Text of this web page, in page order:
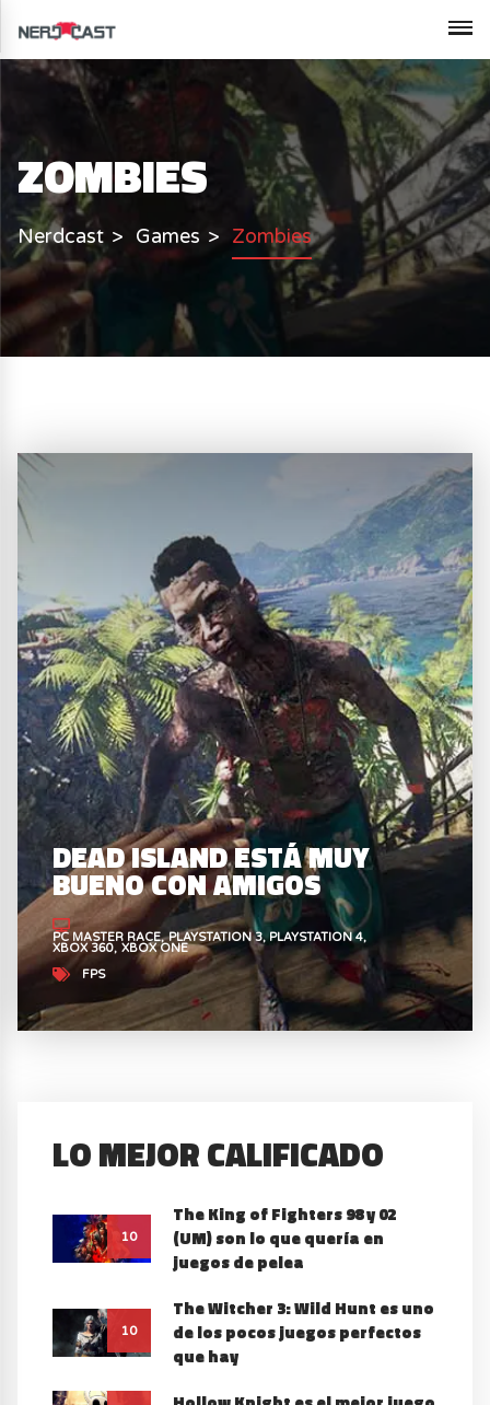
ZOMBIES
Nerdcast Games Zombies
DEAD ISLAND ESTÁ MUY
BUENO CON AMIGOS
PC MASTER RACE PLAYSTATION 3 PLAYSTATION 4
XBOX 360 XBOX ONE
FPS
LO MEJOR CALIFICADO
10
The King of Fighters 98 y 02
(UM) son lo que quería en
juegos de pelea
10
The Witcher 3: Wild Hunt es uno
de los pocos juegos perfectos
que hay